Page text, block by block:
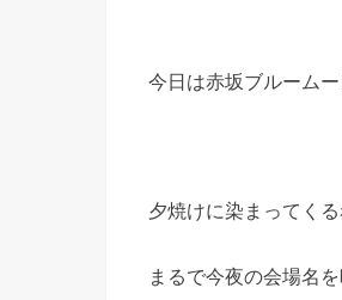
今日は赤坂ブルームー
夕焼けに染まってく
まるで今夜の会場名